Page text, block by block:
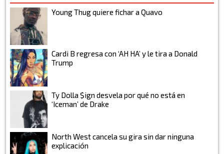
Young Thug quiere fichar a Quavo
Cardi B regresa con ‘AH HA’ y le tira a Donald
Trump
Ty Dolla $ign desvela por qué no está en
‘Iceman’ de Drake
North West cancela su gira sin dar ninguna
explicación